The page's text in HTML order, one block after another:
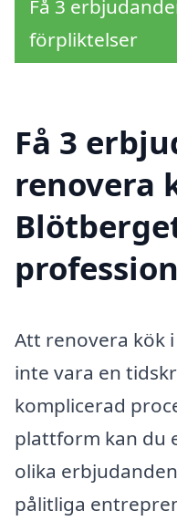
Få 3
förpliktelser
Få 3
renovera
Att renovera kök
inte vara en
komplicerad
plattform kan du
olika
pålitliga